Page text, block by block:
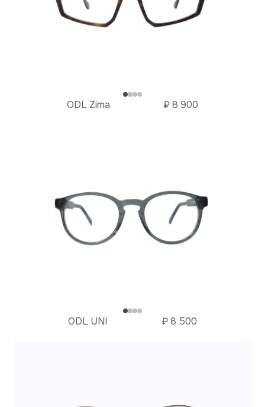
ODL Zima ₽8 900
ODL UNI ₽8 500